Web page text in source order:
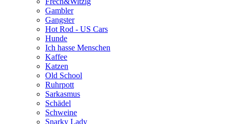
Gambler
Gangster
Hot Rod - US Cars
Hunde
Ich hasse Menschen
Kaffee
Katzen
Old School
Ruhrpott
Sarkasmus
Schädel
Schweine
Snarky Lady